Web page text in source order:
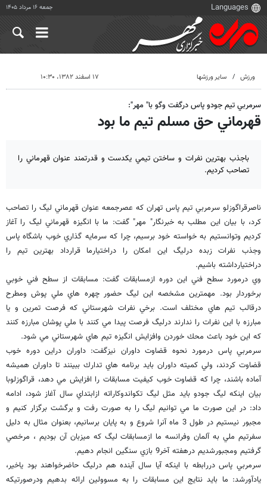
جمعه ۱۶ مرداد ۱۴۰۵
ورزش سایر ورزشها ۱۷ اسفند ۱۳۸۲، ۱۰:۳۰
سرمربي تيم جودو پاس درگفت وگو با" مهر":
قهرماني حق مسلم تيم ما بود
باجذب بهترين نفرات و ساختن تيمي يكدست و قدرتمند عنوان قهرماني را
تصاحب كرديم.
ناصرقراگوزلو سرمربي تيم پاس تهران كه عصرجمعه عنوان قهرماني ليگ را تصاحب
كرد، با بيان اين مطلب به خبرنگار" مهر" گفت: ما با انگيزه قهرماني ليگ را آغاز
كرديم وتوانستيم به خواسته خود برسيم، چرا كه سرمايه گذاري خوب باشگاه پاس
وجذب نفرات زبده درليگ اين امكان را دراختيارما قرارداد بهترين تيم را
دراختيارداشته باشيم.
وي درمورد سطح فني اين دوره ازمسابقات گفت: مسابقات از سطح فني خوبي
برخوردار بود. مهمترين مشخصه اين ليگ حضور چهره هاي ملي پوش ومطرح
درقالب تيم هاي مختلف است. برخي نفرات شهرستاني كه فرصت تمرين و يا
مبارزه با اين نفرات را ندارند درليگ فرصت پيدا مي كنند با ملي پوشان مبارزه كنند
كه اين خود باعث محك خوردن وافزايش انگيزه تيم هاي شهرستاني مي شود.
سرمربي پاس درمورد نحوه قضاوت داوران نيزگفت: داوران دراين دوره خوب
قضاوت كردند، ولي كميته داوران بايد برنامه هاي تدارك ببينند تا داوران هميشه
آماده باشند، چرا كه قضاوت خوب كيفيت مسابقات را افزايش مي دهد، قراگوزلوبا
بيان اينكه ليگ جودو بايد مثل ليگ تكواندوكاراته ازابتداي سال آغاز شود، ادامه
داد: در اين صورت ما مي توانيم ليگ را به صورت رفت و برگشت برگزار كنيم و
مجبور نيستيم در طول 3 ماه آنرا شروع و به پايان برسانيم، بعنوان مثال به دليل
سفرتيم ملي به آلمان وفرانسه ما ازمسابقات ليگ كه ميزبان آن بوديم ، مرخصي
گرفتيم ومجبورشديم درهفته آخر9 بازي سنگين انجام دهيم.
سرمربي پاس دررابطه با اينكه آيا سال آينده هم درليگ حاضرخواهند بود ياخير،
يادآورشد: ما بايد نتايج اين مسابقات را به مسوولين ارائه بدهيم ودرصورتيكه